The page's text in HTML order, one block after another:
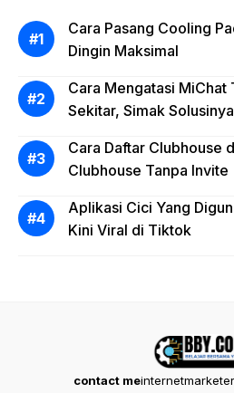
Cara Pasang Cooling
Dingin Maksimal
Cara Mengatasi MiChat
Sekitar, Simak
Cara Daftar Clubhouse
Clubhouse Tanpa Invite
Aplikasi Cici Yang
Kini Viral di Tiktok
contact me